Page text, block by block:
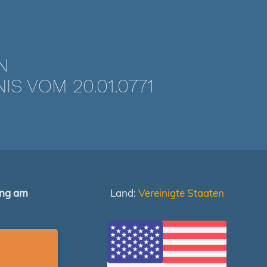
VOM 20.01.0771
am
Land: Vereinigte Staaten